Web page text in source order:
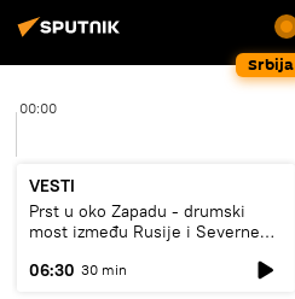
Srbija
00:00
VESTI
Prst u oko Zapadu - drumski
most između Rusije i Severne
06:30 30 min